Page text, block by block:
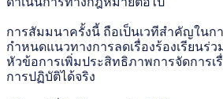
การสัมมนาครั้งนี้ ถือเป็นเวทีสำคัญใน
กำหนดแนวทางการลดเรื่องร้องเรียนร่
หัวข้อการเพิ่มประสิทธิภาพการจัดการ
การปฏิบัติได้จริง